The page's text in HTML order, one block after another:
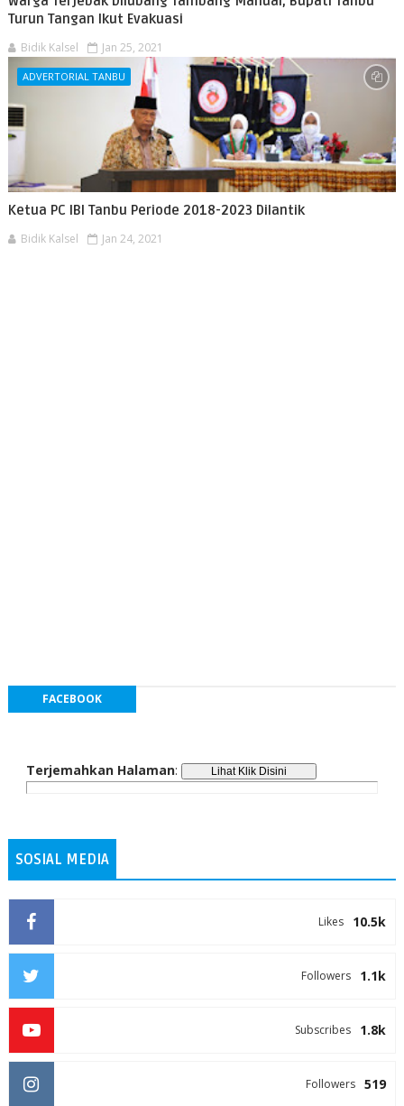
Turun Tangan Ikut Evakuasi
Bidik Kalsel Jan 25, 2021
ADVERTORIAL TANBU
Ketua PC IBI Tanbu Periode 2018-2023 Dilantik
Bidik Kalsel Jan 24, 2021
FACEBOOK
Terjemahkan Halaman:
SOSIAL MEDIA
10.5k
Likes
1.1k
Followers
1.8k
Subscribes
519
Followers